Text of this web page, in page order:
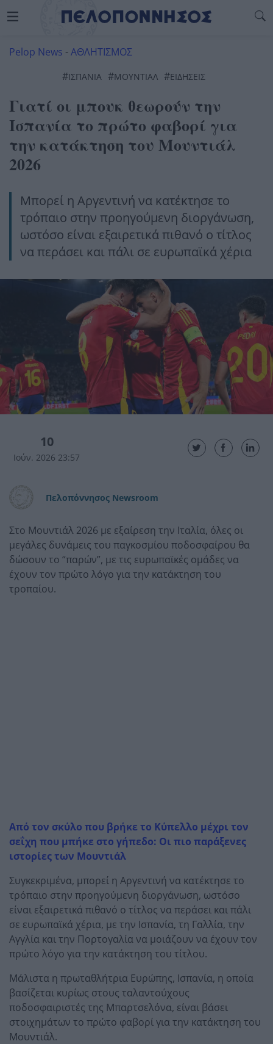
Pelop News -ΑΘΛΗΤΙΣΜΟΣ
#ΙΣΠΑΝΙΑ #ΜΟΥΝΤΙΑΛ #ΕΙΔΗΣΕΙΣ
Γιατί οι μπουκ θεωρούν την
Ισπανία το πρώτο φαβορί για
την κατάκτηση του Μουντιάλ
2026
Μπορεί η Αργεντινή να κατέκτησε το
τρόπαιο στην προηγούμενη διοργάνωση,
ωστόσο είναι εξαιρετικά πιθανό ο τίτλος
να περάσει και πάλι σε ευρωπαϊκά χέρια
10
Ιούν. 2026 23:57
Πελοπόννησος Newsroom
Στο Μουντιάλ 2026 με εξαίρεση την Ιταλία, όλες οι
μεγάλες δυνάμεις του παγκοσμίου ποδοσφαίρου θα
δώσουν το “παρών”, με τις ευρωπαϊκές ομάδες να
έχουν τον πρώτο λόγο για την κατάκτηση του
τροπαίου.
Από τον σκύλο που βρήκε το Κύπελλο μέχρι τον
σεΐχη που μπήκε στο γήπεδο: Οι πιο παράξενες
ιστορίες των Μουντιάλ
Συγκεκριμένα, μπορεί η Αργεντινή να κατέκτησε το
τρόπαιο στην προηγούμενη διοργάνωση, ωστόσο
είναι εξαιρετικά πιθανό ο τίτλος να περάσει και πάλι
σε ευρωπαϊκά χέρια, με την Ισπανία, τη Γαλλία, την
Αγγλία και την Πορτογαλία να μοιάζουν να έχουν τον
πρώτο λόγο για την κατάκτηση του τίτλου.
Μάλιστα η πρωταθλήτρια Ευρώπης, Ισπανία, η οποία
βασίζεται κυρίως στους ταλαντούχους
ποδοσφαιριστές της Μπαρτσελόνα, είναι βάσει
στοιχημάτων το πρώτο φαβορί για την κατάκτηση του
Μουντιάλ.